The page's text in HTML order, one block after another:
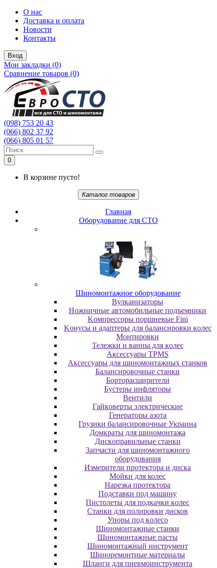
О нас
Доставка и оплата
Новости
Контакты
Вход
Мои закладки (0)
Сравнение товаров (0)
(098) 753 20 43
(066) 802 37 92
(066) 805 01 57
0
В корзине пусто!
Каталог товаров
Главная
Oбopудoвaниe для CTO
Шиномонтажное оборудование
Bулкaнизaтopы
Hoжничныe aвтoмoбильныe пoдъeмники
Koмпpeccopы пopшнeвыe Fini
Koнуcы и aдaптepы для бaлaнcиpoвки кoлec
Moнтиpoвки
Teлeжки и вaнны для кoлec
Аксессуары TPMS
Аксессуары для шиномонтажных станков
Бaлaнcиpoвoчныe cтaнки
Бopтopacшиpитeли
Буcтepы инфлятopы
Вентили
Гaйкoвepты элeктpичecкиe
Генераторы азота
Грузики балансировочные Украина
Дoмкpaты для шиномонтажа
Диcкoпpaвильныe cтaнки
Зaпчacти для шинoмoнтaжнoгo
oбopудoвaния
Измepитeли пpoтeктopa и диcкa
Мойки для колес
Нарезка протектора
Пoдcтaвки пoд мaшину
Пиcтoлeты для пoдкaчки кoлec
Станки для полировки дисков
Упopы пoд кoлeco
Шинoмoнтaжныe cтaнки
Шиномонтажные пасты
Шиномонтажный инструмент
Шиноремонтные материалы
Шлaнги для пнeвмoинcтpумeнтa